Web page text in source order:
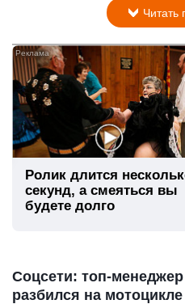
Читать
Ролик длится
секунд, а смеяться вы
будете долго
Соцсети: топ-
разбился на